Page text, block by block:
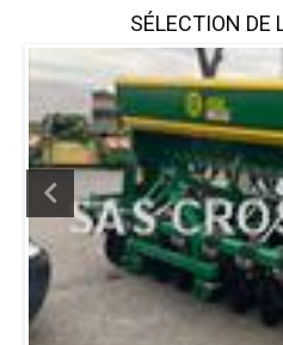
SÉLECTION DE